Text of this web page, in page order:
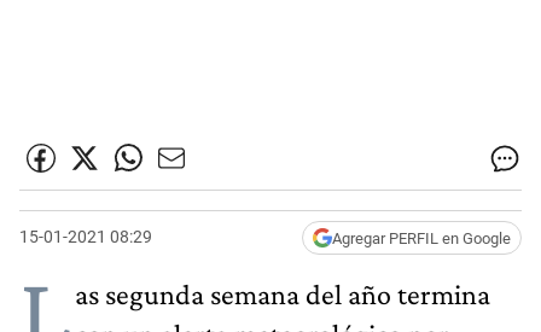
15-01-2021 08:29 Agregar PERFIL en Google
as segunda semana del año termina